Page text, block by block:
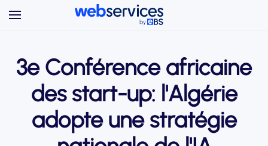
3e Conférence africaine
des start-up: l'Algérie
adopte une stratégie